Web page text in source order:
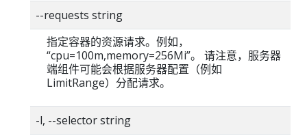
--requests string
指定容器的资源请求。例如，
“cpu=100m,memory=256Mi”。 请注意，服务器
端组件可能会根据服务器配置（例如
LimitRange）分配请求。
-l, --selector string